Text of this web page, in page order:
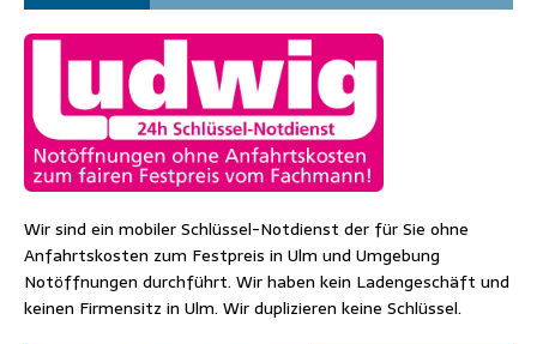
Wir sind ein mobiler Schlüssel-Notdienst der für Sie ohne
Anfahrtskosten zum Festpreis in Ulm und Umgebung
Notöffnungen durchführt. Wir haben kein Ladengeschäft und
keinen Firmensitz in Ulm. Wir duplizieren keine Schlüssel.